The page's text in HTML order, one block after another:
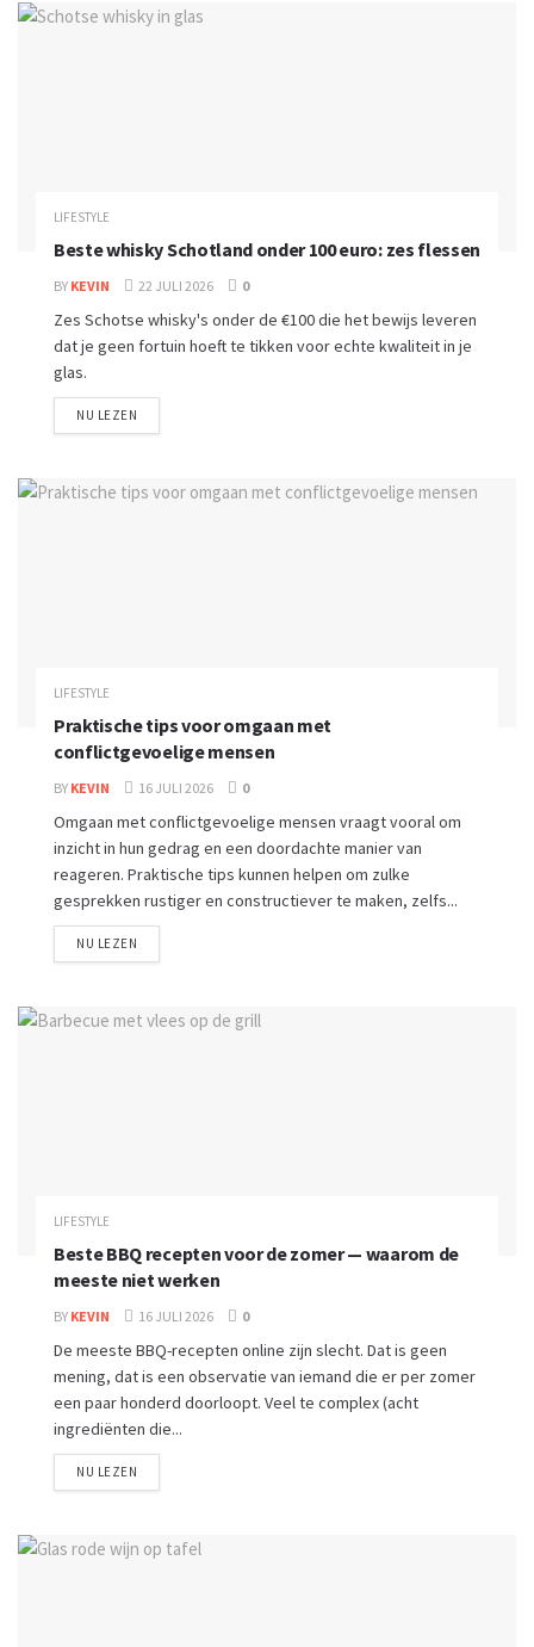
LIFESTYLE
Beste whisky Schotland onder 100 euro: zes flessen
BY KEVIN 22 JULI 2026 0
Zes Schotse whisky's onder de €100 die het bewijs leveren
dat je geen fortuin hoeft te tikken voor echte kwaliteit in je
glas.
NU LEZEN
LIFESTYLE
Praktische tips voor omgaan met
conflictgevoelige mensen
BY KEVIN 16 JULI 2026 0
Omgaan met conflictgevoelige mensen vraagt vooral om
inzicht in hun gedrag en een doordachte manier van
reageren. Praktische tips kunnen helpen om zulke
gesprekken rustiger en constructiever te maken, zelfs...
NU LEZEN
LIFESTYLE
Beste BBQ recepten voor de zomer — waarom de
meeste niet werken
BY KEVIN 16 JULI 2026 0
De meeste BBQ-recepten online zijn slecht. Dat is geen
mening, dat is een observatie van iemand die er per zomer
een paar honderd doorloopt. Veel te complex (acht
ingrediënten die...
NU LEZEN